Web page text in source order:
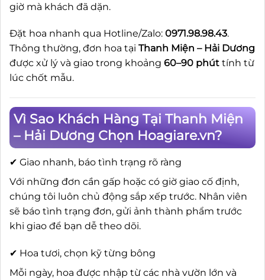
giờ mà khách đã dặn.
Đặt hoa nhanh qua Hotline/Zalo: 0971.98.98.43.
Thông thường, đơn hoa tại Thanh Miện – Hải Dương
được xử lý và giao trong khoảng 60–90 phút tính từ
lúc chốt mẫu.
Vì Sao Khách Hàng Tại Thanh Miện
– Hải Dương Chọn Hoagiare.vn?
✔ Giao nhanh, báo tình trạng rõ ràng
Với những đơn cần gấp hoặc có giờ giao cố định,
chúng tôi luôn chủ động sắp xếp trước. Nhân viên
sẽ báo tình trạng đơn, gửi ảnh thành phẩm trước
khi giao để bạn dễ theo dõi.
✔ Hoa tươi, chọn kỹ từng bông
Mỗi ngày, hoa được nhập từ các nhà vườn lớn và